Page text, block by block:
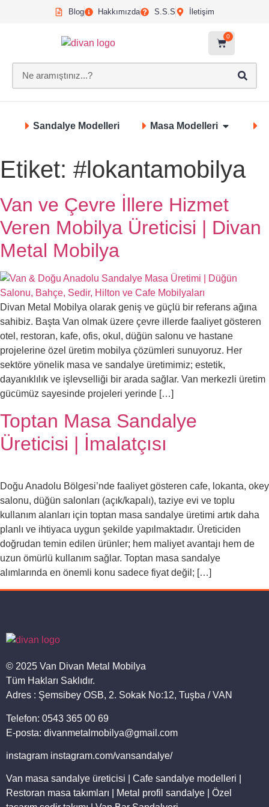
Blog Hakkımızda S.S.S İletişim
0
Sandalye Modelleri Masa Modelleri
Etiket: #lokantamobilya
Van ve Çevre İllere Hizmet
Veren Mobilya Üreticisi | Divan
Metal Mobilya
Divan Metal Mobilya olarak geniş ve güçlü bir referans ağına
sahibiz. Başta Van olmak üzere çevre illerde faaliyet gösteren
otel, restoran, kafe, ofis, okul, düğün salonu ve hastane
projelerine özel üretim mobilya çözümleri sunuyoruz. Her
sektöre yönelik masa ve sandalye üretimimiz; estetik,
dayanıklılık ve işlevselliği bir arada sağlar. Van merkezli üretim
gücümüz sayesinde projeleri yerinde […]
Toptan Masa Sandalye
Üreticisi | İmalatçısı
Doğu Anadolu Bölgesi’nde faaliyet gösteren cafe, lokanta, okey
salonu, düğün salonları (açık/kapalı), taziye evi ve toplu
kullanım alanları için toptan masa sandalye üretimi artık daha
planlı ve ihtiyaca uygun şekilde yapılmaktadır. Üreticiden
doğrudan temin edilen ürünler; hem maliyet avantajı hem de
uzun ömürlü kullanım sağlar. Toptan masa sandalye
alımlarında en önemli konu sadece fiyat değil; […]
© 2025 Van Divan Metal Mobilya
Tüm Hakları Saklıdır.
Adres : Şemsibey OSB, 2. Sokak No:12, Tuşba / VAN
Telefon: 0543 365 00 69
E-posta: divanmetalmobilya@gmail.com
instagram instagram.com/vansandalye/
Van masa sandalye üreticisi | Cafe sandalye modelleri |
Restoran masa takımları | Metal profil sandalye | Özel